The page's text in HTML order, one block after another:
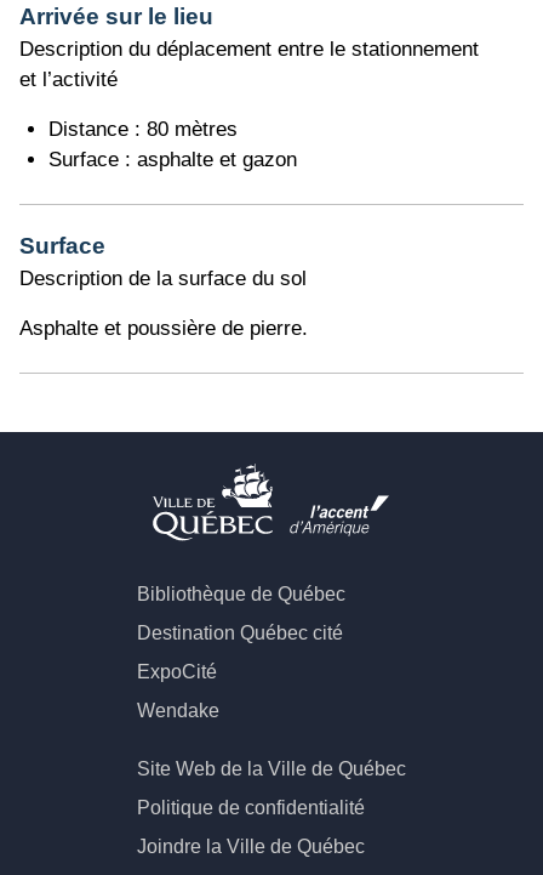
Arrivée sur le lieu
Description du déplacement entre le stationnement
et l’activité
Distance : 80 mètres
Surface : asphalte et gazon
Surface
Description de la surface du sol
Asphalte et poussière de pierre.
Bibliothèque de Québec
Destination Québec cité
ExpoCité
Wendake
Site Web de la Ville de Québec
Politique de confidentialité
Joindre la Ville de Québec